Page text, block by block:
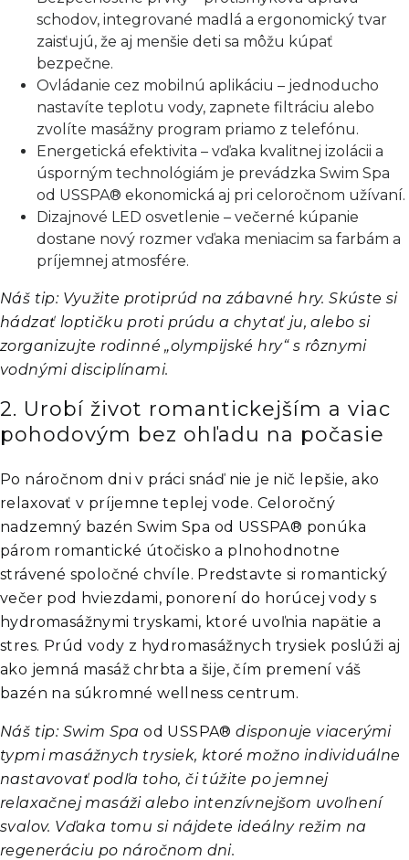
schodov, integrované madlá a ergonomický tvar
zaisťujú, že aj menšie deti sa môžu kúpať
bezpečne.
Ovládanie cez mobilnú aplikáciu – jednoducho
nastavíte teplotu vody, zapnete filtráciu alebo
zvolíte masážny program priamo z telefónu.
Energetická efektivita – vďaka kvalitnej izolácii a
úsporným technológiám je prevádzka Swim Spa
od USSPA® ekonomická aj pri celoročnom užívaní.
Dizajnové LED osvetlenie – večerné kúpanie
dostane nový rozmer vďaka meniacim sa farbám a
príjemnej atmosfére.
Náš tip: Využite protiprúd na zábavné hry. Skúste si
hádzať loptičku proti prúdu a chytať ju, alebo si
zorganizujte rodinné „olympijské hry“ s rôznymi
vodnými disciplínami.
2. Urobí život romantickejším a viac
pohodovým bez ohľadu na počasie
Po náročnom dni v práci snáď nie je nič lepšie, ako
relaxovať v príjemne teplej vode. Celoročný
nadzemný bazén Swim Spa od USSPA® ponúka
párom romantické útočisko a plnohodnotne
strávené spoločné chvíle. Predstavte si romantický
večer pod hviezdami, ponorení do horúcej vody s
hydromasážnymi tryskami, ktoré uvoľnia napätie a
stres. Prúd vody z hydromasážnych trysiek poslúži aj
ako jemná masáž chrbta a šije, čím premení váš
bazén na súkromné wellness centrum.
Náš tip: Swim Spaod USSPA®disponuje viacerými
typmi masážnych trysiek, ktoré možno individuálne
nastavovať podľa toho, či túžite po jemnej
relaxačnej masáži alebo intenzívnejšom uvoľnení
svalov. Vďaka tomu si nájdete ideálny režim na
regeneráciu po náročnom dni.